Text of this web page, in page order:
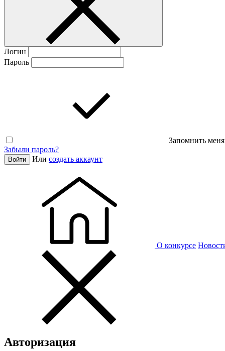
Логин
Пароль
Запомнить меня
Забыли пароль?
Войти Или создать аккаунт
О конкурсе
Авторизация